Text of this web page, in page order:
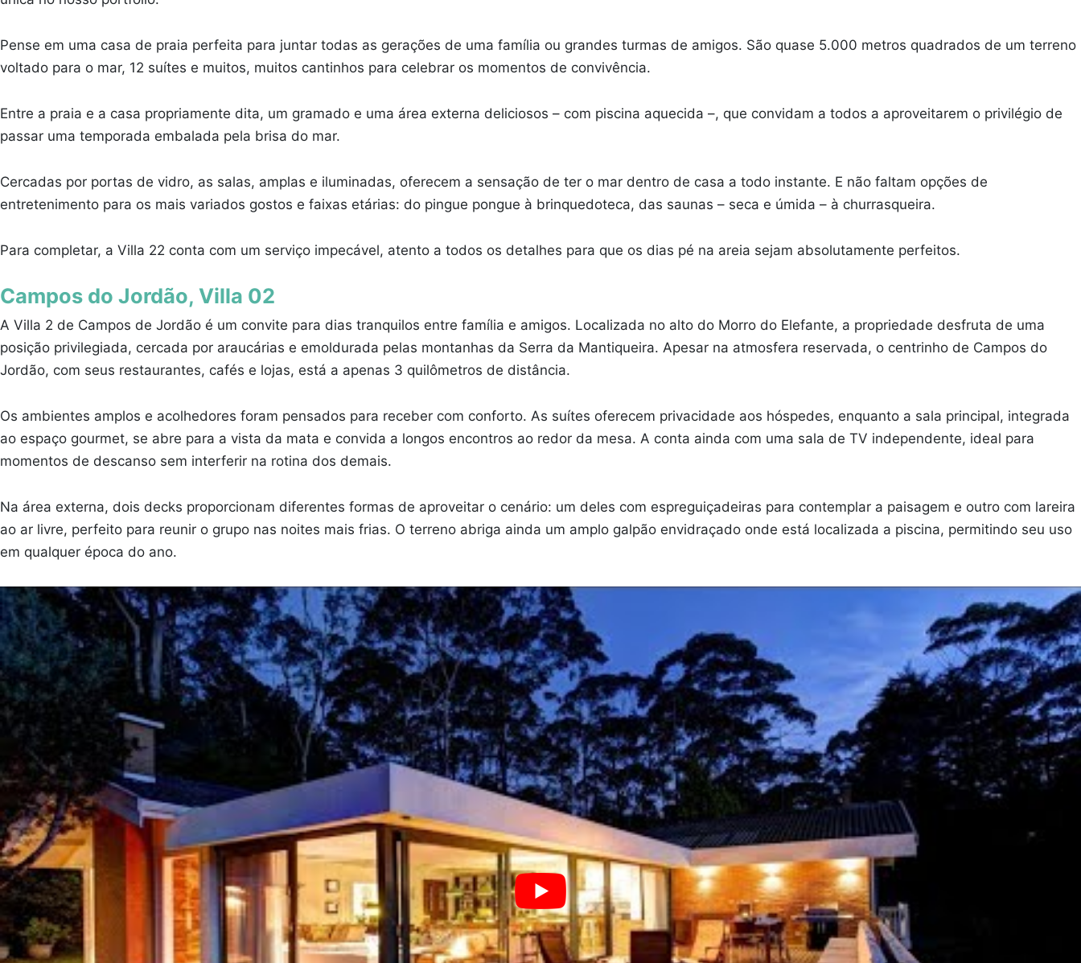
Pense em uma casa de praia perfeita para juntar todas as gerações de uma família ou grandes turmas de amigos. São quase 5.000 metros quadrados de um terreno
voltado para o mar, 12 suítes e muitos, muitos cantinhos para celebrar os momentos de convivência.
Entre a praia e a casa propriamente dita, um gramado e uma área externa deliciosos – com piscina aquecida –, que convidam a todos a aproveitarem o privilégio de
passar uma temporada embalada pela brisa do mar.
Cercadas por portas de vidro, as salas, amplas e iluminadas, oferecem a sensação de ter o mar dentro de casa a todo instante. E não faltam opções de
entretenimento para os mais variados gostos e faixas etárias: do pingue pongue à brinquedoteca, das saunas – seca e úmida – à churrasqueira.
Para completar, a Villa 22 conta com um serviço impecável, atento a todos os detalhes para que os dias pé na areia sejam absolutamente perfeitos.
Campos do Jordão, Villa 02
A Villa 2 de Campos de Jordão é um convite para dias tranquilos entre família e amigos. Localizada no alto do Morro do Elefante, a propriedade desfruta de uma
posição privilegiada, cercada por araucárias e emoldurada pelas montanhas da Serra da Mantiqueira. Apesar na atmosfera reservada, o centrinho de Campos do
Jordão, com seus restaurantes, cafés e lojas, está a apenas 3 quilômetros de distância.
Os ambientes amplos e acolhedores foram pensados para receber com conforto. As suítes oferecem privacidade aos hóspedes, enquanto a sala principal, integrada
ao espaço gourmet, se abre para a vista da mata e convida a longos encontros ao redor da mesa. A conta ainda com uma sala de TV independente, ideal para
momentos de descanso sem interferir na rotina dos demais.
Na área externa, dois decks proporcionam diferentes formas de aproveitar o cenário: um deles com espreguiçadeiras para contemplar a paisagem e outro com lareira
ao ar livre, perfeito para reunir o grupo nas noites mais frias. O terreno abriga ainda um amplo galpão envidraçado onde está localizada a piscina, permitindo seu uso
em qualquer época do ano.